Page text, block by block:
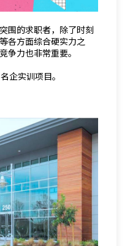
围的求职者，除了时刻
各方面综合硬实力之
争力也非常重要。
企实训项目。